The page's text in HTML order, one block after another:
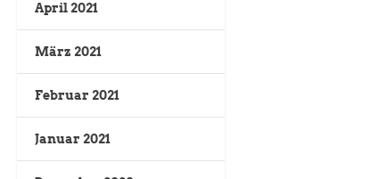
April 2021
März 2021
Februar 2021
Januar 2021